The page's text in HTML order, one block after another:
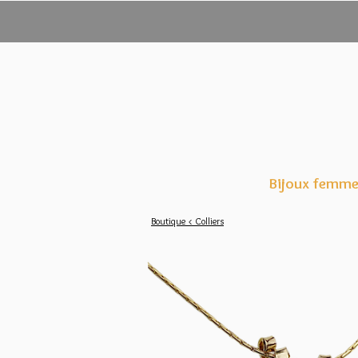
Bijoux femme
Boutique < Colliers